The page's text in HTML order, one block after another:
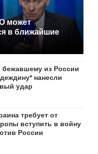
может
в ближайшие
бежавшему из России
нанесли
удар
требует от
вступить в войну
России